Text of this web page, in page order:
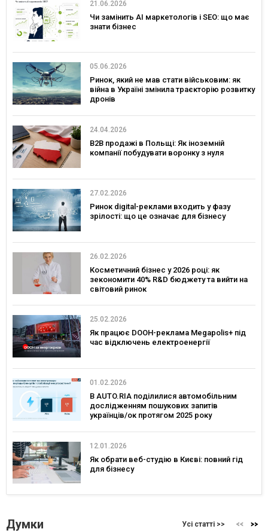
21.06.2026
Чи замінить AI маркетологів і SEO: що має
знати бізнес
05.06.2026
Ринок, який не мав стати військовим: як
війна в Україні змінила траєкторію розвитку
дронів
24.04.2026
B2B продажі в Польщі: Як іноземній
компанії побудувати воронку з нуля
27.02.2026
Ринок digital-реклами входить у фазу
зрілості: що це означає для бізнесу
26.02.2026
Косметичний бізнес у 2026 році: як
зекономити 40% R&D бюджету та вийти на
світовий ринок
25.02.2026
Як працює DOOH-реклама Megapolis+ під
час відключень електроенергії
01.02.2026
В AUTO.RIA поділилися автомобільним
дослідженням пошукових запитів
українців/ок протягом 2025 року
12.01.2026
Як обрати веб-студію в Києві: повний гід
для бізнесу
Думки Усі статті >>